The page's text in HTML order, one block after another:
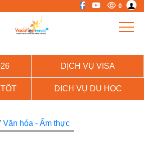
0
DỊCH VỤ VISA
DỊCH VỤ DU HỌC
Văn hóa - Ẩm thực